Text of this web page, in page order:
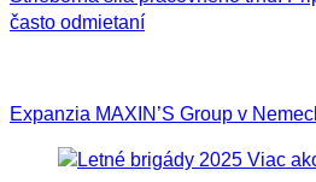
často odmietaní
Expanzia MAXIN’S Group v